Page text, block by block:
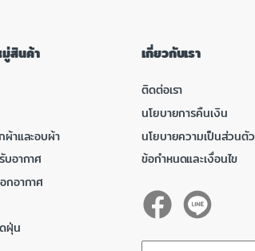
สินค้า
ผ้าและอบผ้า
บอากาศ
กอากาศ
ฝุ่น
เกี่ยวกับเรา
ติดต่อเรา
นโยบายการคืนเงิน
นโยบายความเป็นส่วนตัว
ข้อกำหนดและเงื่อนไข